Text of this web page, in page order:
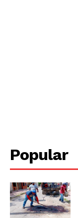
Sociedad y
Policíacas
Deportes
Política
Municipios
Popular